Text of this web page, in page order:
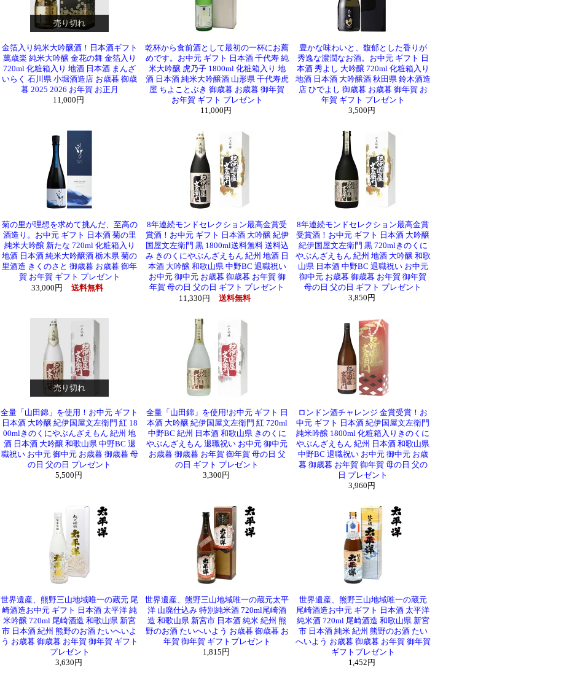
売り切れ
金箔入り純米大吟醸酒！日本酒ギフト
萬歳楽 純米大吟醸 金花の舞 金箔入り
720ml 化粧箱入り 地酒 日本酒 まんざ
いらく 石川県 小堀酒造店 お歳暮 御歳
暮 2025 2026 お年賀 お正月
11,000円
乾杯から食前酒として最初の一杯にお薦
めです。お中元 ギフト 日本酒 千代寿 純
米大吟醸 虎乃子 1800ml 化粧箱入り 地
酒 日本酒 純米大吟醸酒 山形県 千代寿虎
屋 ちよことぶき 御歳暮 お歳暮 御年賀
お年賀 ギフト プレゼント
11,000円
豊かな味わいと、馥郁とした香りが
秀逸な濃潤なお酒。お中元 ギフト 日
本酒 秀よし 大吟醸 720ml 化粧箱入り
地酒 日本酒 大吟醸酒 秋田県 鈴木酒造
店 ひでよし 御歳暮 お歳暮 御年賀 お
年賀 ギフト プレゼント
3,500円
菊の里が理想を求めて挑んだ、至高の
酒造り。お中元 ギフト 日本酒 菊の里
純米大吟醸 新たな 720ml 化粧箱入り
地酒 日本酒 純米大吟醸酒 栃木県 菊の
里酒造 きくのさと 御歳暮 お歳暮 御年
賀 お年賀 ギフト プレゼント
33,000円
送料無料
8年連続モンドセレクション最高金賞受
賞酒！お中元 ギフト 日本酒 大吟醸 紀伊
国屋文左衛門 黒 1800ml送料無料 送料込
み きのくにやぶんざえもん 紀州 地酒 日
本酒 大吟醸 和歌山県 中野BC 退職祝い
お中元 御中元 お歳暮 御歳暮 お年賀 御
年賀 母の日 父の日 ギフト プレゼント
11,330円
送料無料
8年連続モンドセレクション最高金賞
受賞酒！お中元 ギフト 日本酒 大吟醸
紀伊国屋文左衛門 黒 720mlきのくに
やぶんざえもん 紀州 地酒 大吟醸 和歌
山県 日本酒 中野BC 退職祝い お中元
御中元 お歳暮 御歳暮 お年賀 御年賀
母の日 父の日 ギフト プレゼント
3,850円
売り切れ
全量「山田錦」を使用！お中元 ギフト
日本酒 大吟醸 紀伊国屋文左衛門 紅 18
00mlきのくにやぶんざえもん 紀州 地
酒 日本酒 大吟醸 和歌山県 中野BC 退
職祝い お中元 御中元 お歳暮 御歳暮 母
の日 父の日 プレゼント
5,500円
全量「山田錦」を使用!お中元 ギフト 日
本酒 大吟醸 紀伊国屋文左衛門 紅 720ml
中野BC 紀州 日本酒 和歌山県 きのくに
やぶんざえもん 退職祝い お中元 御中元
お歳暮 御歳暮 お年賀 御年賀 母の日 父
の日 ギフト プレゼント
3,300円
ロンドン酒チャレンジ 金賞受賞！お
中元 ギフト 日本酒 紀伊国屋文左衛門
純米吟醸 1800ml 化粧箱入りきのくに
やぶんざえもん 紀州 日本酒 和歌山県
中野BC 退職祝い お中元 御中元 お歳
暮 御歳暮 お年賀 御年賀 母の日 父の
日 プレゼント
3,960円
世界遺産、熊野三山地域唯一の蔵元 尾
崎酒造お中元 ギフト 日本酒 太平洋 純
米吟醸 720ml 尾崎酒造 和歌山県 新宮
市 日本酒 紀州 熊野のお酒 たいへいよ
う お歳暮 御歳暮 お年賀 御年賀 ギフト
プレゼント
3,630円
世界遺産、熊野三山地域唯一の蔵元太平
洋 山廃仕込み 特別純米酒 720ml尾崎酒
造 和歌山県 新宮市 日本酒 純米 紀州 熊
野のお酒 たいへいよう お歳暮 御歳暮 お
年賀 御年賀 ギフトプレゼント
1,815円
世界遺産、熊野三山地域唯一の蔵元
尾崎酒造お中元 ギフト 日本酒 太平洋
純米酒 720ml 尾崎酒造 和歌山県 新宮
市 日本酒 純米 紀州 熊野のお酒 たい
へいよう お歳暮 御歳暮 お年賀 御年賀
ギフトプレゼント
1,452円